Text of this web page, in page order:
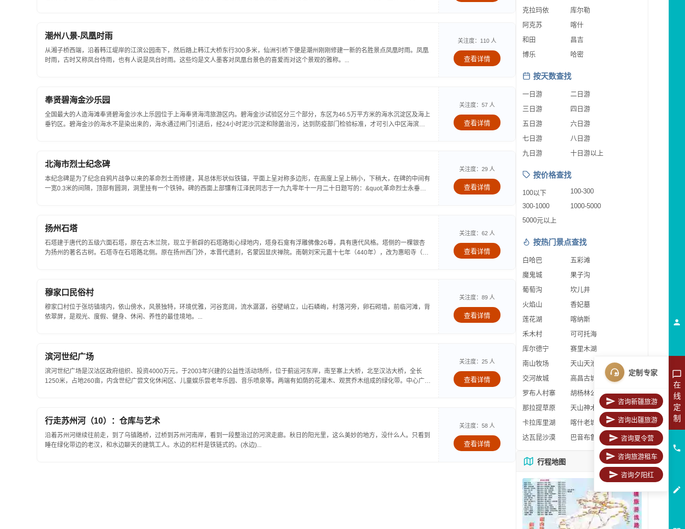
潮州八景-凤凰时雨
从湘子桥西端，沿着韩江堤岸的江滨公园南下，然后踏上韩江大桥东行300多米，仙洲引桥下便是潮州刚刚修建一新的名胜景点凤凰时雨。凤凰
时雨，古时又称凤台侍雨，也有人说是凤台时雨。这些均是文人墨客对凤凰台景色的喜爱而对这个景观的雅称。...
关注度：110 人
查看详情
奉贤碧海金沙乐园
全国最大的人造海滩奉贤碧海金沙水上乐园位于上海奉贤海湾旅游区内。碧海金沙试验区分三个部分，东区为46.5万平方米的海水沉淀区及海上
垂钓区。碧海金沙的海水不是染出来的，海水通过闸门引进后，经24小时泥沙沉淀和除菌治污，达到防疫部门检验标准，才可引入中区海滨泳
关注度：57 人
查看详情
北海市烈士纪念碑
本纪念碑是为了纪念自鸦片战争以来的革命烈士而修建，其总体形状似铁锚，平面上呈对称多边形，在高度上呈上稍小，下稍大，在碑的中间有
一宽0.3米的间隔，顶部有圆洞，洞里挂有一个铁钟。碑的西面上部镶有江泽民同志于一九九零年十一月二十日题写的：&quot;革命烈士永垂不
关注度：29 人
查看详情
扬州石塔
石塔建于唐代的五级六面石塔，原在古木兰院，现立于新辟的石塔路街心绿地内，塔身石龛有浮雕佛像26尊，具有唐代风格。塔侧的一棵银杏
为扬州的著名古树。石塔寺在石塔路北侧。原在扬州西门外，本晋代遗刹，名蒙因显庆禅院。南朝刘宋元嘉十七年（440年），改为惠昭寺（一
关注度：62 人
查看详情
穆家口民俗村
穆家口村位于张坊镇境内，依山傍水，风景独特，环境优雅，河谷宽阔，流水潺潺，谷壁峭立，山石嶙峋，村落河旁，卵石砌墙，前临河滩，背
依翠屏，是观光、度假、健身、休闲、养性的最佳境地。...
关注度：89 人
查看详情
滨河世纪广场
滨河世纪广场是汉沽区政府组织、投资4000万元，于2003年兴建的公益性活动场所，位于蓟运河东岸，南至寨上大桥，北至汉沽大桥，全长
1250米，占地260亩，内含世纪广尝文化休闲区、儿童娱乐尝老年乐园、音乐喷泉等。两端有如荫的花灌木、观赏乔木组成的绿化带。中心广场
关注度：25 人
查看详情
行走苏州河（10）：仓库与艺术
沿着苏州河继续往前走，到了乌镇路桥，过桥到苏州河南岸，看到一段整治过的河滨走廊。秋日的阳光里，这么美妙的地方，没什么人。只看到
睡在绿化带边的老汉，和水边聊天的建筑工人。水边的栏杆是铁链式的。(水边)...
关注度：58 人
查看详情
克拉玛依
库尔勒
阿克苏
喀什
和田
昌吉
博乐
哈密
按天数查找
一日游
二日游
三日游
四日游
五日游
六日游
七日游
八日游
九日游
十日游以上
按价格查找
100以下
100-300
300-1000
1000-5000
5000元以上
按热门景点查找
白哈巴
五彩滩
魔鬼城
果子沟
葡萄沟
坎儿井
火焰山
香妃墓
莲花湖
喀纳斯
禾木村
可可托海
库尔德宁
赛里木湖
南山牧场
天山天池
交河故城
高昌古城
罗布人村寨
胡杨林公园
那拉提草原
天山神木园
卡拉库里湖
喀什老城区
达瓦昆沙漠
巴音布鲁克
行程地图 更多地图
在
线
定
制
定制专家
咨询新疆旅游
咨询出疆旅游
咨询夏令营
咨询旅游租车
咨询夕阳红